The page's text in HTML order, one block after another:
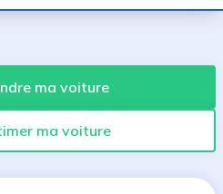
ma voiture
ma voiture